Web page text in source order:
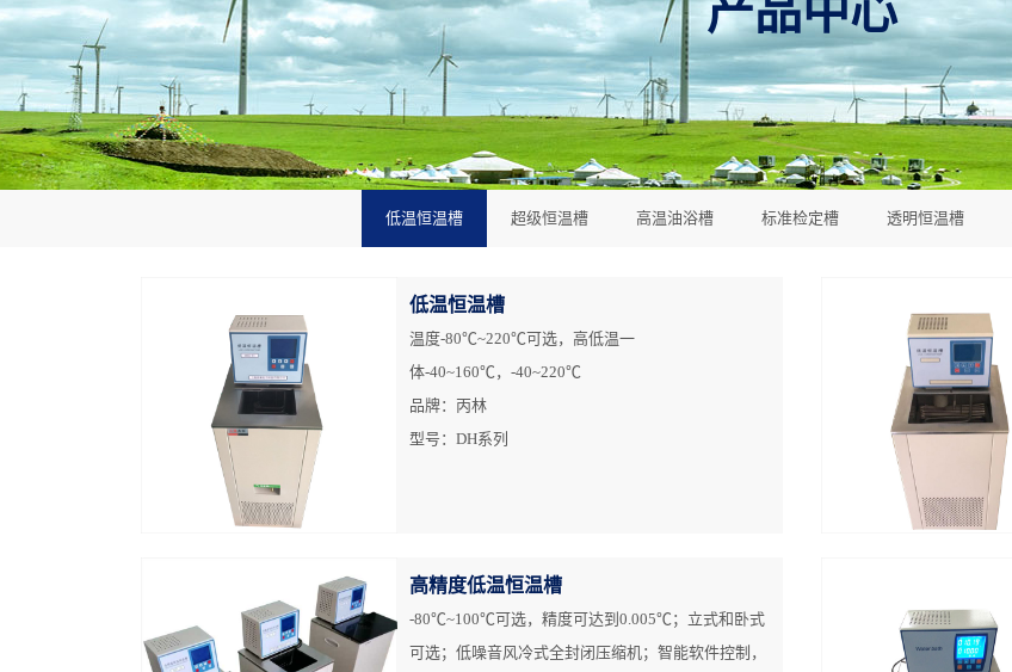
产品中心
低温恒温槽 超级恒温槽 高温油浴槽 标准检定槽 透明恒温槽
低温恒温槽
温度-80℃~220℃可选，高低温一
体-40~160℃，-40~220℃
品牌：丙林
型号：DH系列
高精度低温恒温槽
-80℃~100℃可选，精度可达到0.005℃；立式和卧式
可选；低噪音风冷式全封闭压缩机；智能软件控制，